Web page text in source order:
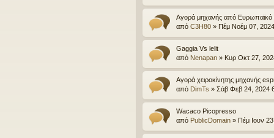
Αγορά μηχανής από Ευρωπαϊκό
από C3H80 » Πέμ Νοέμ 07,
Gaggia Vs lelit
από Nenapan » Κυρ Οκτ 27,
Αγορά χειροκίνητης μηχανής
από DimTs » Σάβ Φεβ 24, 2024
Wacaco Picopresso
από PublicDomain » Πέμ Ιουν